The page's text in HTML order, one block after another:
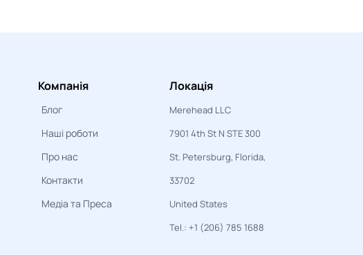
Компанія
Блог
Наші роботи
Про нас
Контакти
Медіа та Преса
Локація
Merehead LLC
7901 4th St N STE 300
St. Petersburg, Florida,
33702
United States
Tel.: +1 (206) 785 1688